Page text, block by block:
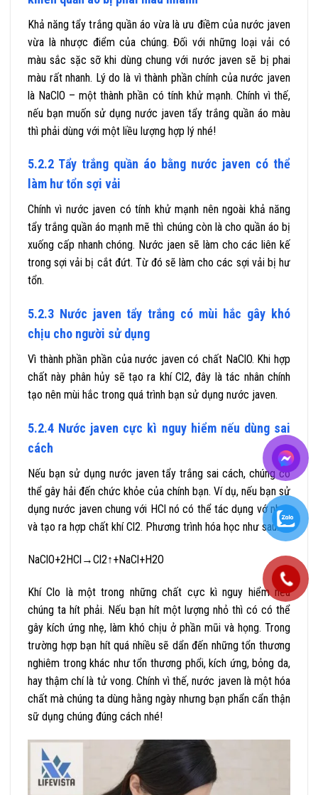
Khả năng tẩy trắng quần áo vừa là ưu điềm của nước javen
vừa là nhược điểm của chúng. Đối với những loại vải có
màu sắc sặc sỡ khi dùng chung với nước javen sẽ bị phai
màu rất nhanh. Lý do là vì thành phần chính của nước javen
là NaClO – một thành phần có tính khử mạnh. Chính vì thế,
nếu bạn muốn sử dụng nước javen tẩy trắng quần áo màu
thì phải dùng với một liều lượng hợp lý nhé!
5.2.2 Tẩy trắng quần áo bằng nước javen có thể
làm hư tổn sợi vải
Chính vì nước javen có tính khử mạnh nên ngoài khả năng
tẩy trắng quần áo mạnh mẽ thì chúng còn là cho quần áo bị
xuống cấp nhanh chóng. Nước jaen sẽ làm cho các liên kế
trong sợi vải bị cắt đứt. Từ đó sẽ làm cho các sợi vải bị hư
tổn.
5.2.3 Nước javen tẩy trắng có mùi hắc gây khó
chịu cho người sử dụng
Vì thành phần phần của nước javen có chất NaClO. Khi hợp
chất này phân hủy sẽ tạo ra khí Cl2, đây là tác nhân chính
tạo nên mùi hắc trong quá trình bạn sử dụng nước javen.
5.2.4 Nước javen cực kì nguy hiểm nếu dùng sai
cách
Nếu bạn sử dụng nước javen tẩy trắng sai cách, chúng có
thể gây hải đến chức khỏe của chính bạn. Ví dụ, nếu bạn sử
dụng nước javen chung với HCl nó có thể tác dụng vớ nhau
và tạo ra hợp chất khí Cl2. Phương trình hóa học như sau:
NaClO+2HCl→Cl2↑+NaCl+H2O
Khí Clo là một trong những chất cực kì nguy hiểm nếu
chúng ta hít phải. Nếu bạn hít một lượng nhỏ thì có có thể
gây kích ứng nhẹ, làm khó chịu ở phần mũi và họng. Trong
trường hợp bạn hít quá nhiều sẽ dẩn đến những tổn thương
nghiêm trong khác như tổn thương phổi, kích ứng, bỏng da,
hay thậm chí là tử vong. Chính vì thế, nước javen là một hóa
chất mà chúng ta dùng hằng ngày nhưng bạn phẩn cẩn thận
sữ dụng chúng đúng cách nhé!